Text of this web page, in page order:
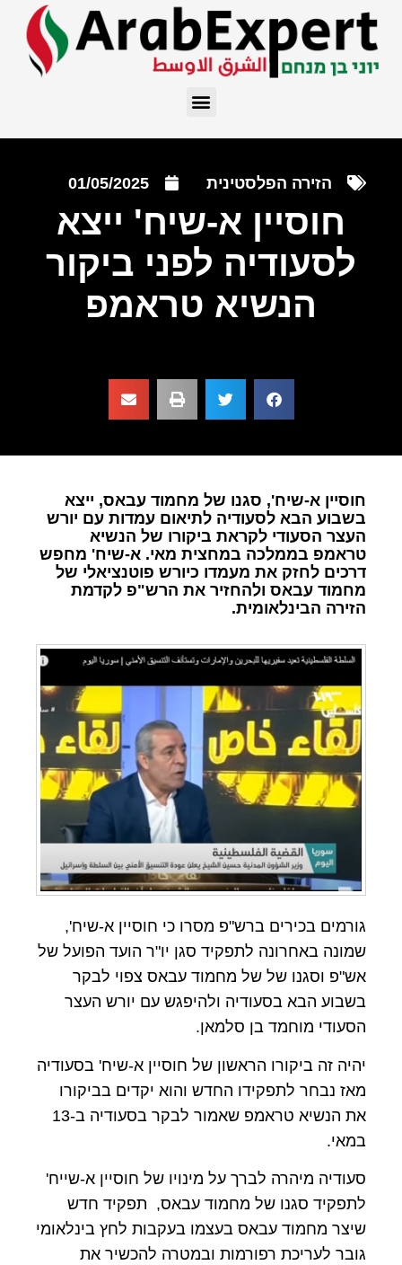
הזירה הפלסטינית 01/05/2025
חוסיין א-שיח' ייצא
לסעודיה לפני ביקור
הנשיא טראמפ
חוסיין א-שיח', סגנו של מחמוד עבאס, ייצא
בשבוע הבא לסעודיה לתיאום עמדות עם יורש
העצר הסעודי לקראת ביקורו של הנשיא
טראמפ בממלכה במחצית מאי. א-שיח' מחפש
דרכים לחזק את מעמדו כיורש פוטנציאלי של
מחמוד עבאס ולהחזיר את הרש"פ לקדמת
הזירה הבינלאומית.
גורמים בכירים ברש"פ מסרו כי חוסיין א-שיח',
שמונה באחרונה לתפקיד סגן יו"ר הועד הפועל של
אש"פ וסגנו של של מחמוד עבאס צפוי לבקר
בשבוע הבא בסעודיה ולהיפגש עם יורש העצר
הסעודי מוחמד בן סלמאן.
יהיה זה ביקורו הראשון של חוסיין א-שיח' בסעודיה
מאז נבחר לתפקידו החדש והוא יקדים בביקורו
את הנשיא טראמפ שאמור לבקר בסעודיה ב-13
במאי.
סעודיה מיהרה לברך על מינויו של חוסיין א-שייח'
לתפקיד סגנו של מחמוד עבאס, תפקיד חדש
שיצר מחמוד עבאס בעצמו בעקבות לחץ בינלאומי
גובר לעריכת רפורמות ובמטרה להכשיר את